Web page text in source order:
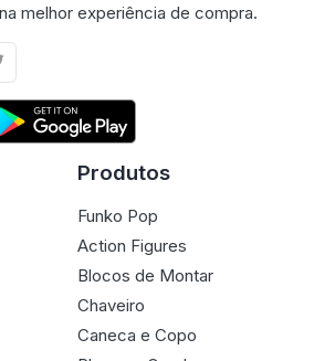
melhor experiência de compra.
Produtos
Funko Pop
Action Figures
Blocos de Montar
Chaveiro
Caneca e Copo